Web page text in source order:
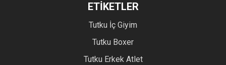
ETİKETLER
Tutku İç Giyim
Tutku Boxer
Tutku Erkek Atlet